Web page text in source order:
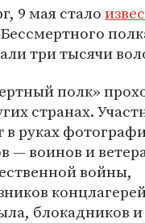
9 мая стало
три тысячи
полк»
странах.
в руках
— воинов и
войны,
блокадников и